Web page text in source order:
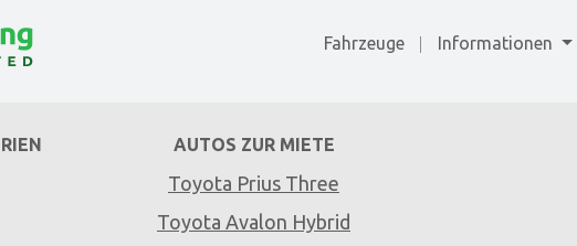
Fahrzeuge Informationen
AUTOS ZUR MIETE
Toyota Prius Three
Toyota Avalon Hybrid